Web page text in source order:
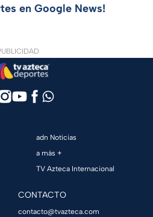
en Google News!
adn Noticias
a más +
TV Azteca Internacional
CONTACTO
contacto@tvazteca.com